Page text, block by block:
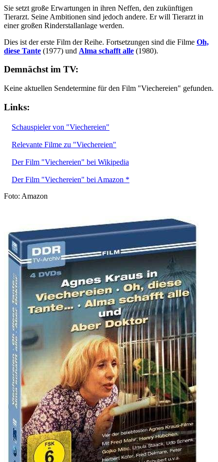
Sie setzt große Erwartungen in ihren Neffen, den zukünftigen
Tierarzt. Seine Ambitionen sind jedoch andere. Er will Tierarzt in
einer großen Rinderstallanlage werden.
Dies ist der erste Film der Reihe. Fortsetzungen sind die Filme Oh,
diese Tante (1977) und Alma schafft alle (1980).
Demnächst im TV:
Keine aktuellen Sendetermine für den Film "Viechereien" gefunden.
Links:
Schauspieler von "Viechereien"
Relevante Filme zu "Viechereien"
Der Film "Viechereien" bei Wikipedia
Der Film "Viechereien" bei Amazon *
Foto: Amazon